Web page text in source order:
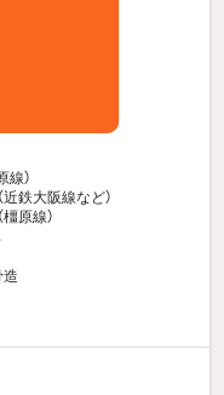
線）
近鉄大阪線など）
橿原線）
造